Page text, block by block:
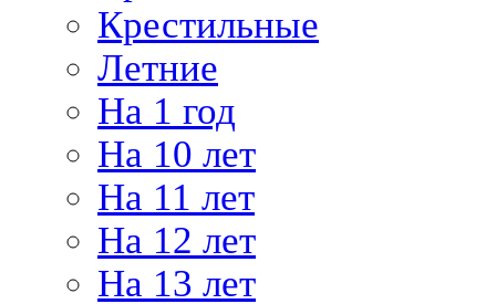
Крестильные
Летние
На 1 год
На 10 лет
На 11 лет
На 12 лет
На 13 лет